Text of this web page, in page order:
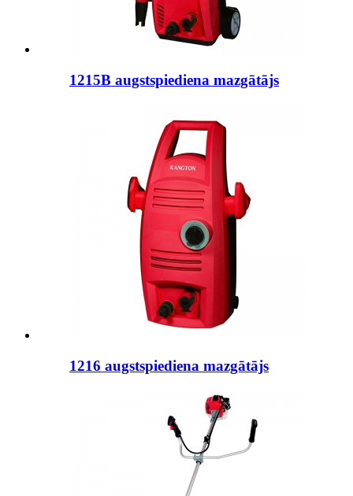
1215B augstspiediena mazgātājs
1216 augstspiediena mazgātājs